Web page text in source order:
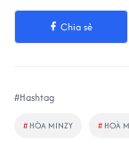
Chia sẻ
#Hashtag
# HÒA MINZY # HOÀ